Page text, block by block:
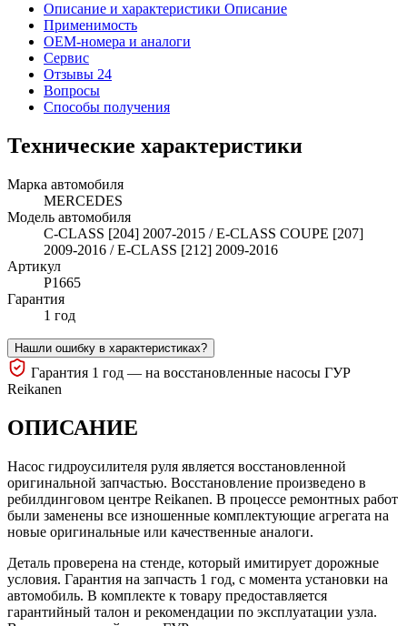
Описание и характеристики Описание
Применимость
OEM-номера и аналоги
Сервис
Отзывы 24
Вопросы
Способы получения
Технические характеристики
Марка автомобиля
MERCEDES
Модель автомобиля
C-CLASS [204] 2007-2015 / E-CLASS COUPE [207]
2009-2016 / E-CLASS [212] 2009-2016
Артикул
P1665
Гарантия
1 год
Нашли ошибку в характеристиках?
Гарантия 1 год — на восстановленные насосы ГУР
Reikanen
ОПИСАНИЕ
Насос гидроусилителя руля является восстановленной
оригинальной запчастью. Восстановление произведено в
ребилдинговом центре Reikanen. В процессе ремонтных работ
были заменены все изношенные комплектующие агрегата на
новые оригинальные или качественные аналоги.
Деталь проверена на стенде, который имитирует дорожные
условия. Гарантия на запчасть 1 год, с момента установки на
автомобиль. В комплекте к товару предоставляется
гарантийный талон и рекомендации по эксплуатации узла.